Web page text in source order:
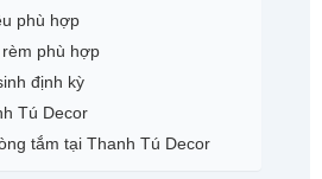
phù hợp
phù hợp
định kỳ
Tú Decor
tắm tại Thanh Tú Decor